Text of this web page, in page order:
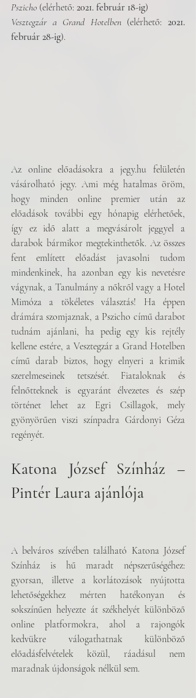
Pszicho (elérhető: 2021. február 18-ig)
Vesztegzár a Grand Hotelben (elérhető: 2021.
február 28-ig).
Az online előadásokra a jegy.hu felületén
vásárolható jegy. Ami még hatalmas öröm,
hogy minden online premier után az
előadások további egy hónapig elérhetőek,
így ez idő alatt a megvásárolt jeggyel a
darabok bármikor megtekinthetők. Az összes
fent említett előadást javasolni tudom
mindenkinek, ha azonban egy kis nevetésre
vágynak, a Tanulmány a nőkről vagy a Hotel
Mimóza a tökéletes választás! Ha éppen
drámára szomjaznak, a Pszicho című darabot
tudnám ajánlani, ha pedig egy kis rejtély
kellene estére, a Vesztegzár a Grand Hotelben
című darab biztos, hogy elnyeri a krimik
szerelmeseinek tetszését. Fiataloknak és
felnőtteknek is egyaránt élvezetes és szép
történet lehet az Egri Csillagok, mely
gyönyörűen viszi színpadra Gárdonyi Géza
regényét.
Katona József Színház –
Pintér Laura ajánlója
A belváros szívében található Katona József
Színház is hű maradt népszerűségéhez:
gyorsan, illetve a korlátozások nyújtotta
lehetőségekhez mérten hatékonyan és
sokszínűen helyezte át székhelyét különböző
online platformokra, ahol a rajongók
kedvükre válogathatnak különböző
előadásfelvételek közül, ráadásul nem
maradnak újdonságok nélkül sem.